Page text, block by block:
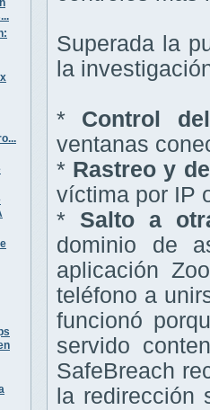
Superada la
la
* Control
ventanas
* Rastreo y
víctima por IP
* Salto a
dominio de
aplicación
teléfono a
funcionó
servido
SafeBreach
la redirección